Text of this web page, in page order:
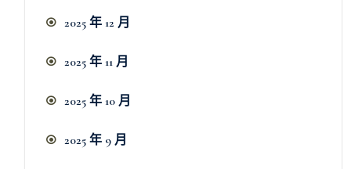
2025 年 12 月
2025 年 11 月
2025 年 10 月
2025 年 9 月